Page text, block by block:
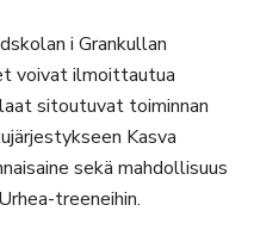
i Grankullan
voivat ilmoittautua
sitoutuvat toiminnan
Kasva
sekä mahdollisuus
treeneihin.